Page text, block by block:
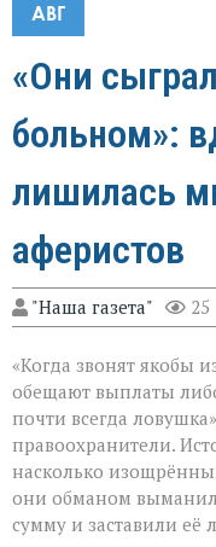
АВГ
«Они
больном»:
лишилась
аферистов
"Наша газета" 25
«Когда звонят якобы
обещают выплаты
почти всегда
правоохранители.
насколько
они обманом
сумму и заставили её